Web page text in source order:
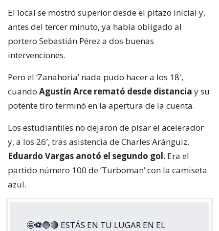
El local se mostró superior desde el pitazo inicial y,
antes del tercer minuto, ya había obligado al
portero Sebastián Pérez a dos buenas
intervenciones.
Pero el ‘Zanahoria’ nada pudo hacer a los 18′,
cuando Agustín Arce remató desde distancia y su
potente tiro terminó en la apertura de la cuenta.
Los estudiantiles no dejaron de pisar el acelerador
y, a los 26′, tras asistencia de Charles Aránguiz,
Eduardo Vargas anotó el segundo gol. Era el
partido número 100 de ‘Turboman’ con la camiseta
azul.
🤩⚽🔵🔴 ESTÁS EN TU LUGAR EN EL